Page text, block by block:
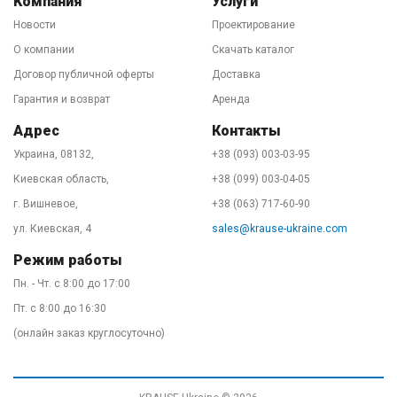
использования высотного оборудования
товара и/или на нашем сайте.
Новости
О компании
Договор публичной оферты
Гарантия и возврат
Проектирование
Скачать каталог
Доставка
Аренда
Адрес
Украина, 08132,
Киевская область,
г. Вишневое,
ул. Киевская, 4
Контакты
+38 (093) 003-03-95
+38 (099) 003-04-05
+38 (063) 717-60-90
sales@krause-ukraine.com
Режим работы
Пн. - Чт. с 8:00 до 17:00
Пт. с 8:00 до 16:30
(онлайн заказ круглосуточно)